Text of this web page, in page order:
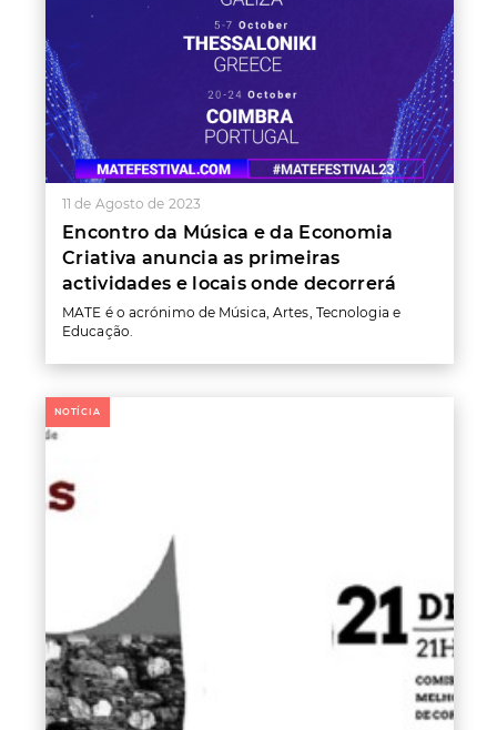
11 de Agosto de 2023
Encontro da Música e da Economia
Criativa anuncia as primeiras
actividades e locais onde decorrerá
MATE é o acrónimo de Música, Artes, Tecnologia e
Educação.
NOTÍCIA